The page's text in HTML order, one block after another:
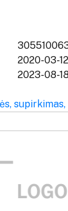
2020-03-
2023-08-